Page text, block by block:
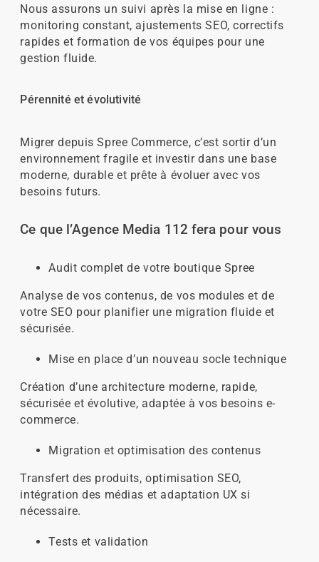
Nous assurons un suivi après la mise en ligne :
monitoring constant, ajustements SEO, correctifs
rapides et formation de vos équipes pour une
gestion fluide.
Pérennité et évolutivité
Migrer depuis Spree Commerce, c’est sortir d’un
environnement fragile et investir dans une base
moderne, durable et prête à évoluer avec vos
besoins futurs.
Ce que l’Agence Media 112 fera pour vous
Audit complet de votre boutique Spree
Analyse de vos contenus, de vos modules et de
votre SEO pour planifier une migration fluide et
sécurisée.
Mise en place d’un nouveau socle technique
Création d’une architecture moderne, rapide,
sécurisée et évolutive, adaptée à vos besoins e-
commerce.
Migration et optimisation des contenus
Transfert des produits, optimisation SEO,
intégration des médias et adaptation UX si
nécessaire.
Tests et validation